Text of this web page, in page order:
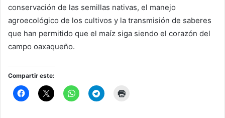
conservación de las semillas nativas, el manejo
agroecológico de los cultivos y la transmisión de saberes
que han permitido que el maíz siga siendo el corazón del
campo oaxaqueño.
Compartir este: